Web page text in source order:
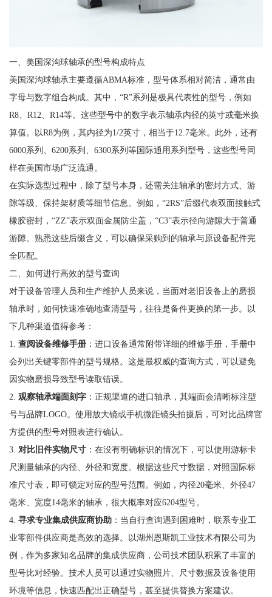
一、美国深沟球轴承的型号构成特点
美国深沟球轴承主要遵循ABMA标准，型号体系相对简洁，通常由
字母与数字组合构成。其中，“R”系列是极具代表性的型号，例如
R8、R12、R14等。这些型号中的数字表示轴承内径的英寸或毫米换
算值。以R8为例，其内径为1/2英寸，相当于12.7毫米。此外，还有
6000系列、6200系列、6300系列等国际通用系列型号，这些型号同
样在美国市场广泛流通。
在实际选型过程中，除了型号本身，还需关注轴承的密封方式、游
隙等级、保持架材质等细节信息。例如，“2RS”后缀代表双面接触式
橡胶密封，“ZZ”表示双面金属防尘盖，“C3”表示径向游隙大于普通
游隙。熟悉这些后缀含义，可以确保采购到的轴承与原设备配件完
全匹配。
二、如何进行高效的型号查询
对于设备管理人员和生产维护人员来说，当面对老旧设备上的磨损
轴承时，如何快速准确地查清型号，往往是备件更换的第一步。以
下几种渠道值得参考：
1. 查阅设备维修手册：进口设备通常附带详细的维修手册，手册中
会列出关键零部件的型号规格。这是最权威的查询方式，可以避免
因实物磨损导致型号读取错误。
2. 观察轴承端面刻字：正规渠道的进口轴承，其端面会清晰标注型
号与品牌LOGO。使用放大镜或手机微距镜头拍摄后，可对比品牌官
方提供的型号对照表进行确认。
3. 对比旧件实物尺寸：在没有明确标识的情况下，可以使用游标卡
尺测量轴承的内径、外径和宽度。根据这些尺寸数据，对照国际标
准尺寸表，即可锁定对应的型号范围。例如，内径20毫米、外径47
毫米、宽度14毫米的轴承，很大概率对应6204型号。
4. 寻求专业集成供应商协助：当自行查询遇到困难时，联系专业工
业零部件供应商是高效的选择。以湖州恩斯凯工业技术有限公司为
例，作为多家知名品牌的集成供应商，公司技术团队积累了丰富的
型号比对经验。技术人员可以通过实物照片、尺寸数据及设备使用
环境等信息，快速匹配出正确型号，甚至提供替换方案建议。